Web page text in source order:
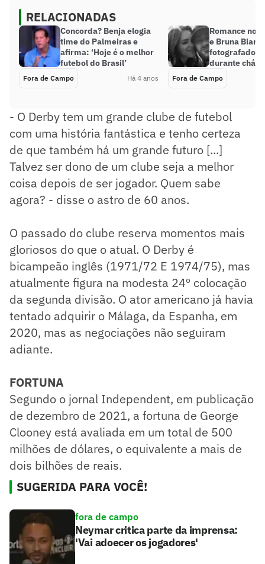
RELACIONADAS
Concorda? Benja elogia
time do Palmeiras e
afirma: ‘Hoje é o melhor
futebol do Brasil’
Fora de Campo Há 4 anos
Romance no
e Bruna
fotografados
durante chá
Fora de Campo
- O Derby tem um grande clube de futebol
com uma história fantástica e tenho certeza
de que também há um grande futuro [...]
Talvez ser dono de um clube seja a melhor
coisa depois de ser jogador. Quem sabe
agora? - disse o astro de 60 anos.
O passado do clube reserva momentos mais
gloriosos do que o atual. O Derby é
bicampeão inglês (1971/72 E 1974/75), mas
atualmente figura na modesta 24º colocação
da segunda divisão. O ator americano já havia
tentado adquirir o Málaga, da Espanha, em
2020, mas as negociações não seguiram
adiante.
FORTUNA
Segundo o jornal Independent, em publicação
de dezembro de 2021, a fortuna de George
Clooney está avaliada em um total de 500
milhões de dólares, o equivalente a mais de
dois bilhões de reais.
SUGERIDA PARA VOCÊ!
fora de campo
Neymar critica parte da imprensa:
'Vai adoecer os jogadores'